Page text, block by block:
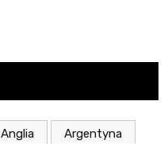
Anglia Argentyna